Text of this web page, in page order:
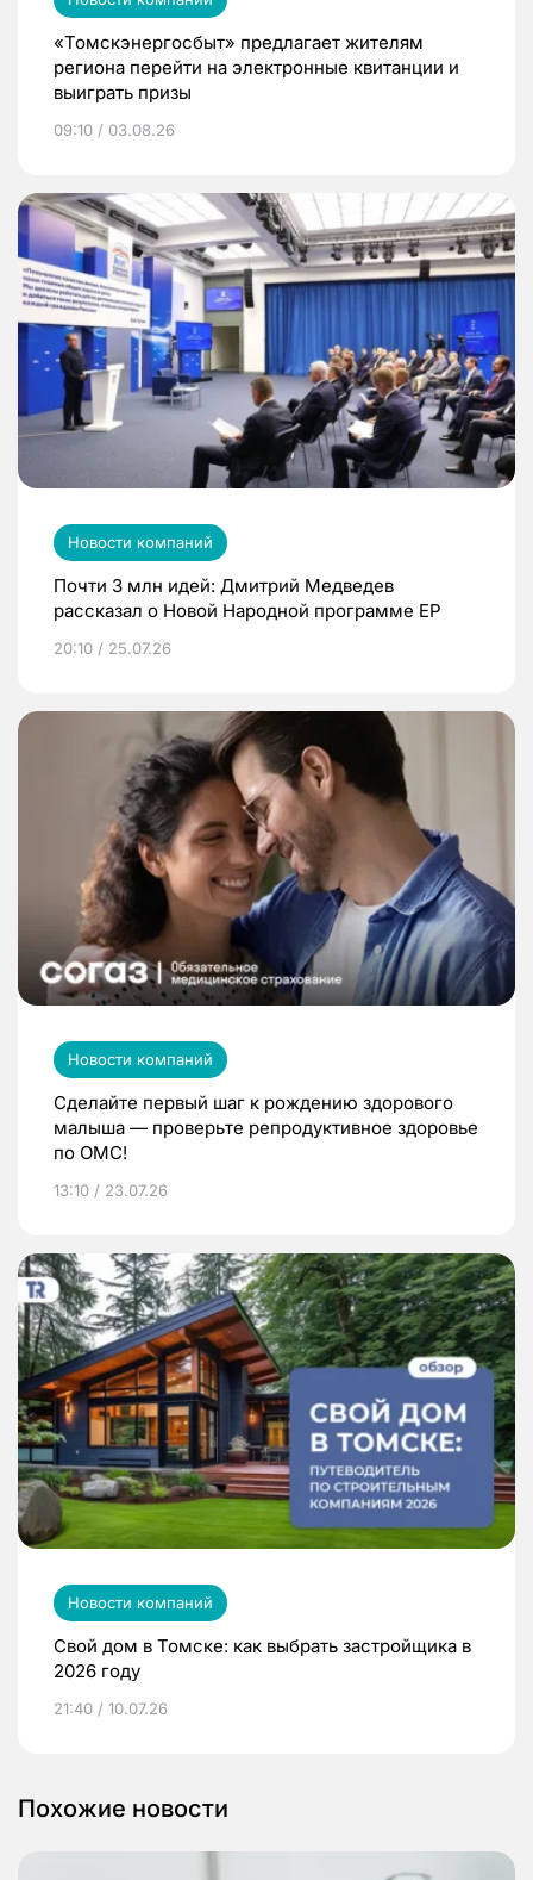
«Томскэнергосбыт» предлагает жителям
региона перейти на электронные квитанции и
выиграть призы
09:10 / 03.08.26
Новости компаний
Почти 3 млн идей: Дмитрий Медведев
рассказал о Новой Народной программе ЕР
20:10 / 25.07.26
Новости компаний
Сделайте первый шаг к рождению здорового
малыша — проверьте репродуктивное здоровье
по ОМС!
13:10 / 23.07.26
Новости компаний
Свой дом в Томске: как выбрать застройщика в
2026 году
21:40 / 10.07.26
Похожие новости